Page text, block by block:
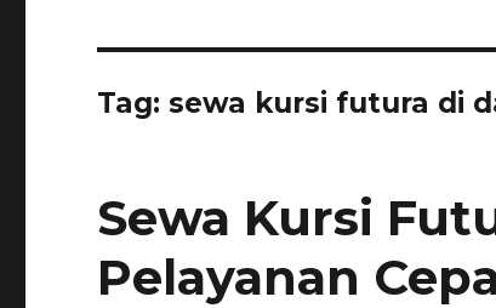
Tag:sewa kursi futura di
Sewa Kursi
Pelayanan